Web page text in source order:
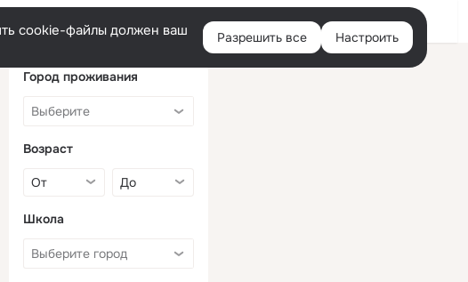
Войти
cookie-файлы должен ваш
Разрешить все Настроить
Город проживания
Возраст
Школа